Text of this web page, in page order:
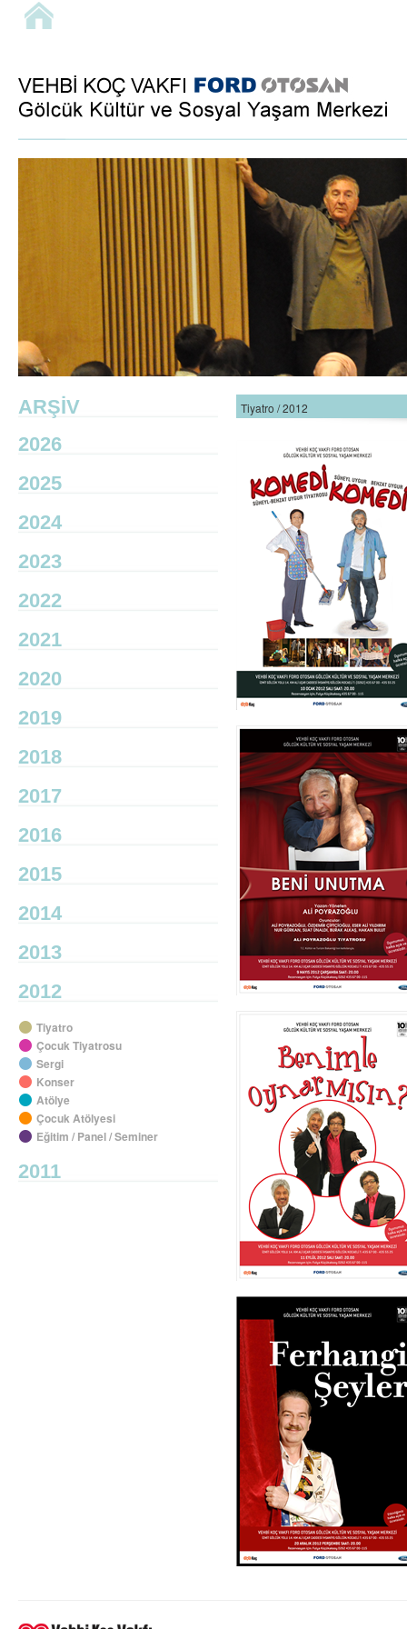
ARŞİV
2026
2025
2024
2023
2022
2021
2020
2019
2018
2017
2016
2015
2014
2013
2012
Tiyatro
Çocuk Tiyatrosu
Sergi
Konser
Atölye
Çocuk Atölyesi
Eğitim / Panel / Seminer
2011
Tiyatro / 2012